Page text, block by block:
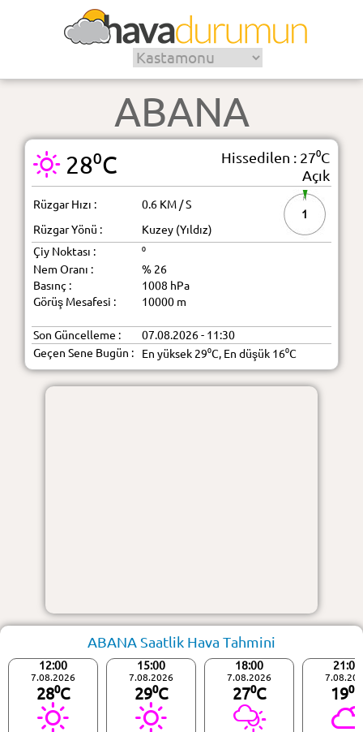
ABANA
28⁰C
Hissedilen : 27⁰C
Açık
Rüzgar Hızı : 0.6 KM / S
1
Rüzgar Yönü :
Kuzey (Yıldız)
Çiy Noktası :
⁰
Nem Oranı :
% 26
Basınç :
1008 hPa
Görüş Mesafesi :
10000 m
Son Güncelleme :
07.08.2026 - 11:30
Geçen Sene Bugün :
En yüksek 29⁰C, En düşük 16⁰C
ABANA Saatlik Hava Tahmini
12:00
7.08.2026
28⁰C
15:00
7.08.2026
29⁰C
18:00
7.08.2026
27⁰C
21:00
19⁰C